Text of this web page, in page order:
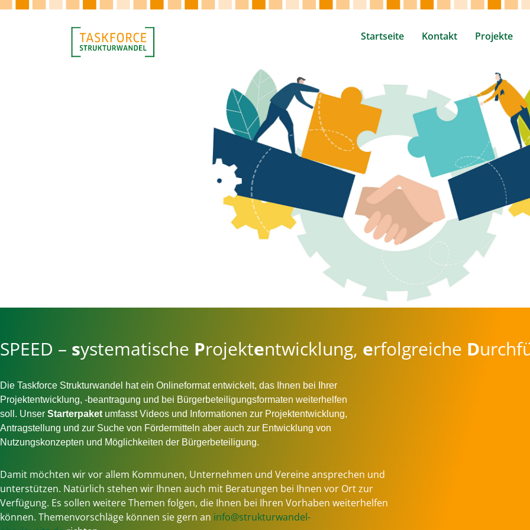
Startseite Kontakt Projekte
SPEED – systematische Projektentwicklung, erfolgreiche D
Die Taskforce Strukturwandel hat ein Onlineformat entwickelt, das Ihnen bei Ihrer
Projektentwicklung, -beantragung und bei Bürgerbeteiligungsformaten weiterhelfen
soll. Unser Starterpaket umfasst Videos und Informationen zur Projektentwicklung,
Antragstellung und zur Suche von Fördermitteln aber auch zur Entwicklung von
Nutzungskonzepten und Möglichkeiten der Bürgerbeteiligung.
Damit möchten wir vor allem Kommunen, Unternehmen und Vereine ansprechen und
unterstützen. Natürlich stehen wir Ihnen auch mit Beratungen bei Ihnen vor Ort zur
Verfügung. Es sollen weitere Themen folgen, die Ihnen bei Ihren Vorhaben weiterhelfen
können. Themenvorschläge können sie gern an info@strukturwandel-